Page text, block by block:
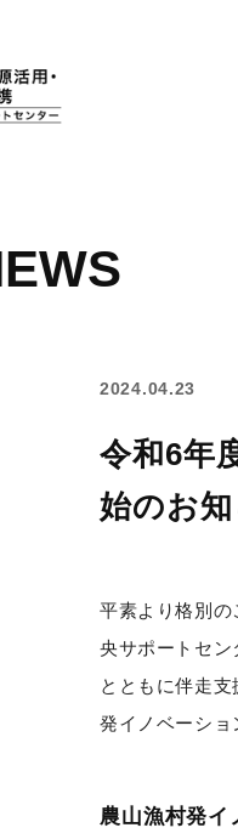
2024.04.23
令和6年
始のお
平素より格別の
央サポートセ
とともに
発イノ
農山漁村発イ